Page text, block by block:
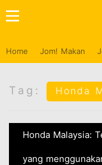
Home Jom! Makan
Tag: Honda
Honda Malaysia:
yang